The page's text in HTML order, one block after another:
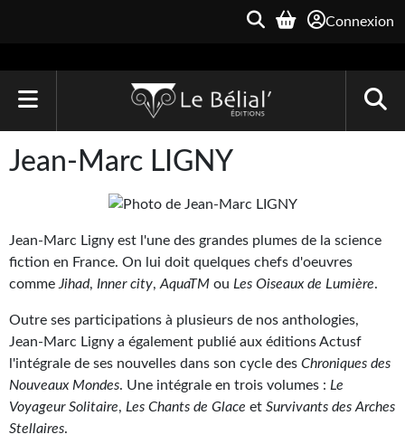
Connexion
Une Heure-Lumière
Parallaxe
Quarante-Deux
Kvasar
Jean-Marc LIGNY
Jean-Marc Ligny est l'une des grandes plumes de la science
fiction en France. On lui doit quelques chefs d'oeuvres
comme Jihad, Inner city, AquaTM ou Les Oiseaux de Lumière.
Outre ses participations à plusieurs de nos anthologies,
Jean-Marc Ligny a également publié aux éditions Actusf
l'intégrale de ses nouvelles dans son cycle des Chroniques des
Nouveaux Mondes. Une intégrale en trois volumes : Le
Voyageur Solitaire, Les Chants de Glace et Survivants des Arches
Stellaires.